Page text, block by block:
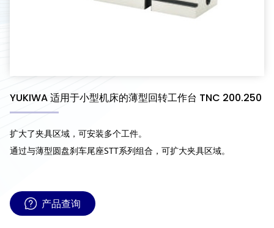
YUKIWA 适用于小型机床的薄型回转工作台 TNC 200.250
扩大了夹具区域，可安装多个工件。
通过与薄型圆盘刹车尾座STT系列组合，可扩大夹具区域。
产品查询